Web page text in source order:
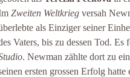
Zweiten Weltkrieg versah
als Einziger seiner
Vaters, bis zu dessen Tod.
. Newman zählte dort zu
ersten grossen Erfolg